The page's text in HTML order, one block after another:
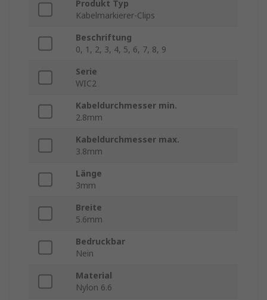
Produkt Typ
Kabelmarkierer-Clips
Beschriftung
0, 1, 2, 3, 4, 5, 6, 7, 8, 9
Serie
WIC2
Kabeldurchmesser min.
2.8mm
Kabeldurchmesser max.
3.8mm
Länge
3mm
Breite
5.6mm
Bedruckbar
Nein
Material
Nylon 6.6